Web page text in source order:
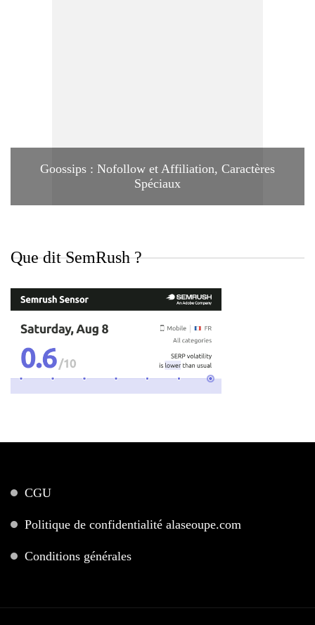
Goossips : Nofollow et Affiliation, Caractères
Spéciaux
Que dit SemRush ?
CGU
Politique de confidentialité alaseoupe.com
Conditions générales